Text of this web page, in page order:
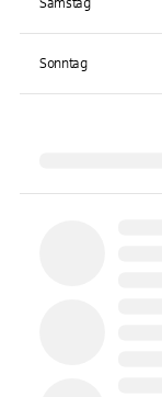
Samstag
Sonntag